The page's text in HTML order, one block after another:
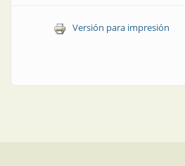
Versión para impresión